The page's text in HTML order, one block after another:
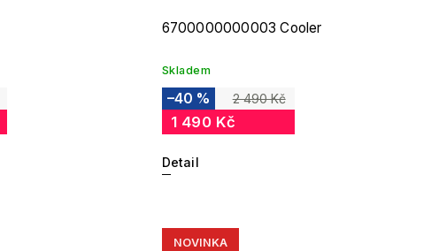
6700000000003 Cooler
Skladem
2 490 Kč
–40 %
1 490 Kč
Detail
NOVINKA